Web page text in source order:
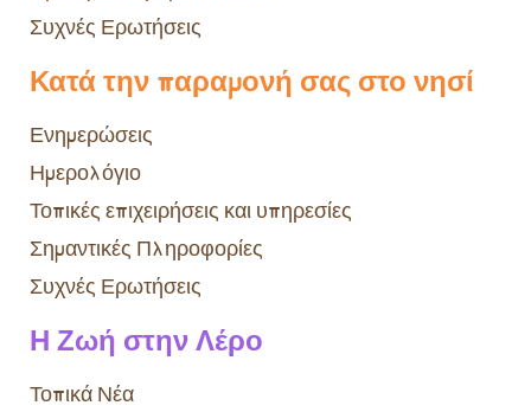
Συχνές Ερωτήσεις
Κατά την παραμονή σας στο νησί
Ενημερώσεις
Ημερολόγιο
Τοπικές επιχειρήσεις και υπηρεσίες
Σημαντικές Πληροφορίες
Συχνές Ερωτήσεις
Η Ζωή στην Λέρο
Τοπικά Νέα